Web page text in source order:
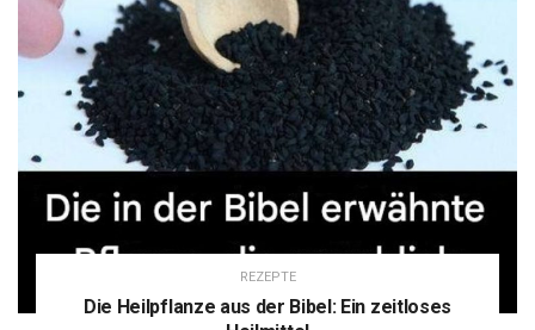
REZEPTE
Die Heilpflanze aus der Bibel: Ein zeitloses